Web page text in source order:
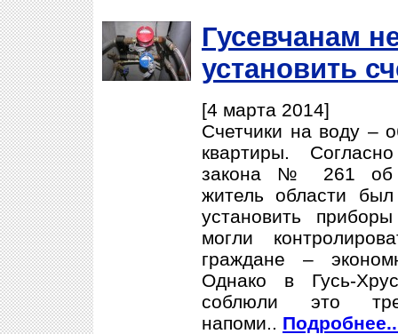
Гусевчанам
установить
[4 марта 2014]
Счетчики на воду –
квартиры.
закона № 261 об
житель области
установить
могли
граждане –
Однако в Гусь-
соблюли это
напоми..